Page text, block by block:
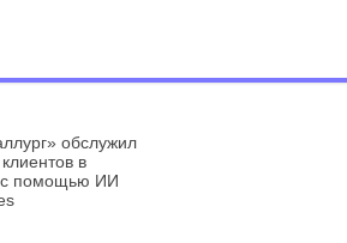
обслужил
в
с помощью ИИ